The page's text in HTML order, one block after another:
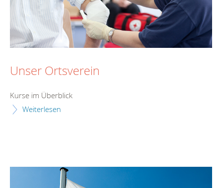
Unser Ortsverein
Kurse im Überblick
Weiterlesen